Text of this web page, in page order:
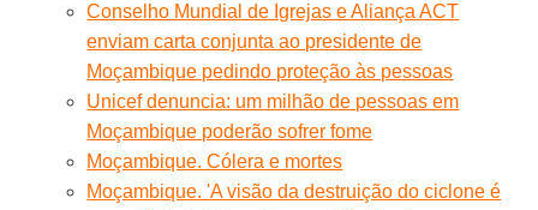
Conselho Mundial de Igrejas e Aliança ACT
enviam carta conjunta ao presidente de
Moçambique pedindo proteção às pessoas
Unicef denuncia: um milhão de pessoas em
Moçambique poderão sofrer fome
Moçambique. Cólera e mortes
Moçambique. 'A visão da destruição do ciclone é